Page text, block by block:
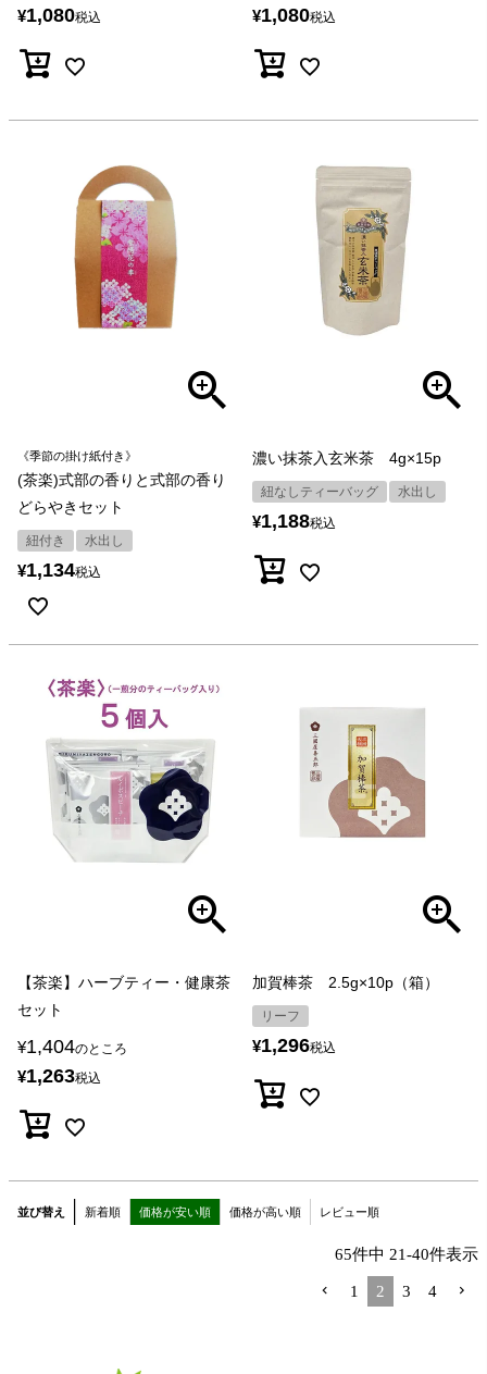
¥1,080税込 ¥1,080税込
《季節の掛け紙付き》
(茶楽)式部の香りと式部の香り
どらやきセット
紐付き 水出し
¥1,134税込
濃い抹茶入玄米茶 4g×15p
紐なしティーバッグ 水出し
¥1,188税込
【茶楽】ハーブティー・健康茶
セット
¥1,404のところ
¥1,263税込
加賀棒茶 2.5g×10p（箱）
リーフ
¥1,296税込
並び替え 新着順 価格が安い順 価格が高い順 レビュー順
65件中 21-40件表示
1 2 3 4